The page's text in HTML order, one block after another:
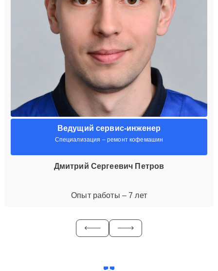
Ведущий сервис-инженер
Специализация – ремонт кофемашин
Дмитрий Сергеевич Петров
Опыт работы – 7 лет